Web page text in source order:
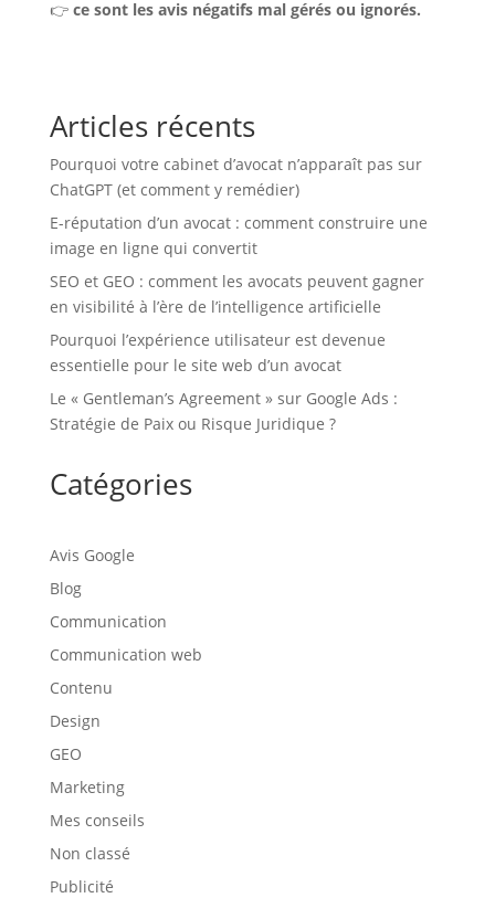
👉 ce sont les avis négatifs mal gérés ou ignorés.
Articles récents
Pourquoi votre cabinet d’avocat n’apparaît pas sur
ChatGPT (et comment y remédier)
E-réputation d’un avocat : comment construire une
image en ligne qui convertit
SEO et GEO : comment les avocats peuvent gagner
en visibilité à l’ère de l’intelligence artificielle
Pourquoi l’expérience utilisateur est devenue
essentielle pour le site web d’un avocat
Le « Gentleman’s Agreement » sur Google Ads :
Stratégie de Paix ou Risque Juridique ?
Catégories
Avis Google
Blog
Communication
Communication web
Contenu
Design
GEO
Marketing
Mes conseils
Non classé
Publicité